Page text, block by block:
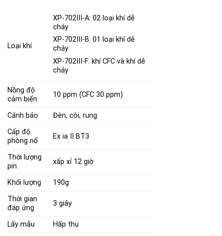
Loại khí
XP-702III-A: 02 loại khí dễ
cháy
XP-702III-B: 01 loại khí dễ
cháy
XP-702III-F: khí CFC và khí dễ
cháy
Nồng độ
cảm biến
10ppm (CFC 30ppm)
Cảnh báo
Đèn, còi, rung
Cấp độ
phòng nổ
Ex ia II BT3
Thời lượng
pin
xấp xỉ 12 giờ
Khối lượng
190g
Thời gian
đáp ứng
3 giây
Lấy mẫu
Hấp thụ